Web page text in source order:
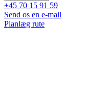
+45 70 15 91 59
Send os en e-mail
Planlæg rute